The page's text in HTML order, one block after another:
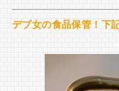
デブ女の食品保管！下